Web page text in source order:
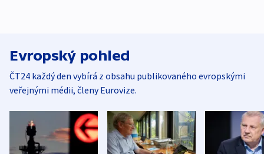
Evropský pohled
ČT24 každý den vybírá z obsahu publikovaného evropskými
veřejnými médii, členy Eurovize.